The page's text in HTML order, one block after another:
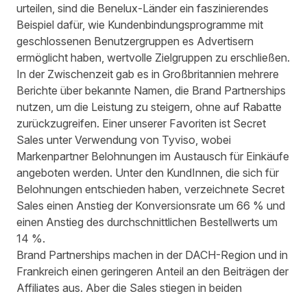
urteilen, sind die Benelux-Länder ein faszinierendes
Beispiel dafür, wie Kundenbindungsprogramme mit
geschlossenen Benutzergruppen es Advertisern
ermöglicht haben, wertvolle Zielgruppen zu erschließen.
In der Zwischenzeit gab es in Großbritannien mehrere
Berichte über bekannte Namen, die Brand Partnerships
nutzen, um die Leistung zu steigern, ohne auf Rabatte
zurückzugreifen. Einer unserer Favoriten ist Secret
Sales unter Verwendung von Tyviso , wobei
Markenpartner Belohnungen im Austausch für Einkäufe
angeboten werden. Unter den KundInnen, die sich für
Belohnungen entschieden haben, verzeichnete Secret
Sales einen Anstieg der Konversionsrate um 66 % und
einen Anstieg des durchschnittlichen Bestellwerts um
14 %.
Brand Partnerships machen in der DACH-Region und in
Frankreich einen geringeren Anteil an den Beiträgen der
Affiliates aus. Aber die Sales stiegen in beiden